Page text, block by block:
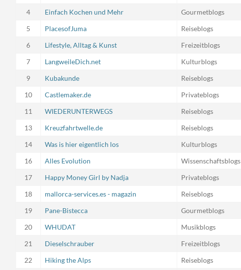
4
Einfach Kochen und Mehr Gourmetblogs
5
PlacesofJuma Reiseblogs
6
Lifestyle, Alltag & Kunst Freizeitblogs
7
LangweileDich.net Kulturblogs
9
Kubakunde Reiseblogs
10
Castlemaker.de Privateblogs
11
WIEDERUNTERWEGS Reiseblogs
13
Kreuzfahrtwelle.de Reiseblogs
14
Was is hier eigentlich los Kulturblogs
16
Alles Evolution Wissenschaftsblogs
17
Happy Money Girl by Nadja Privateblogs
18
mallorca-services.es - magazin Reiseblogs
19
Pane-Bistecca Gourmetblogs
20
WHUDAT Musikblogs
21
Dieselschrauber Freizeitblogs
22
Hiking the Alps Reiseblogs